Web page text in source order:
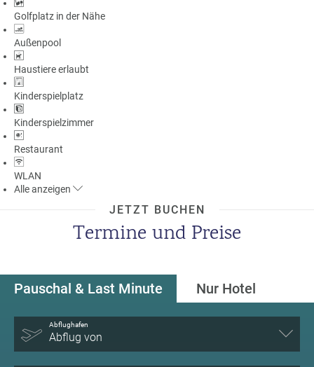
Golfplatz in der Nähe
Außenpool
Haustiere erlaubt
Kinderspielplatz
Kinderspielzimmer
Restaurant
WLAN
Alleanzeigen
JETZT BUCHEN
Termine und Preise
Pauschal & Last Minute Nur Hotel
Abflughafen
Abflug von